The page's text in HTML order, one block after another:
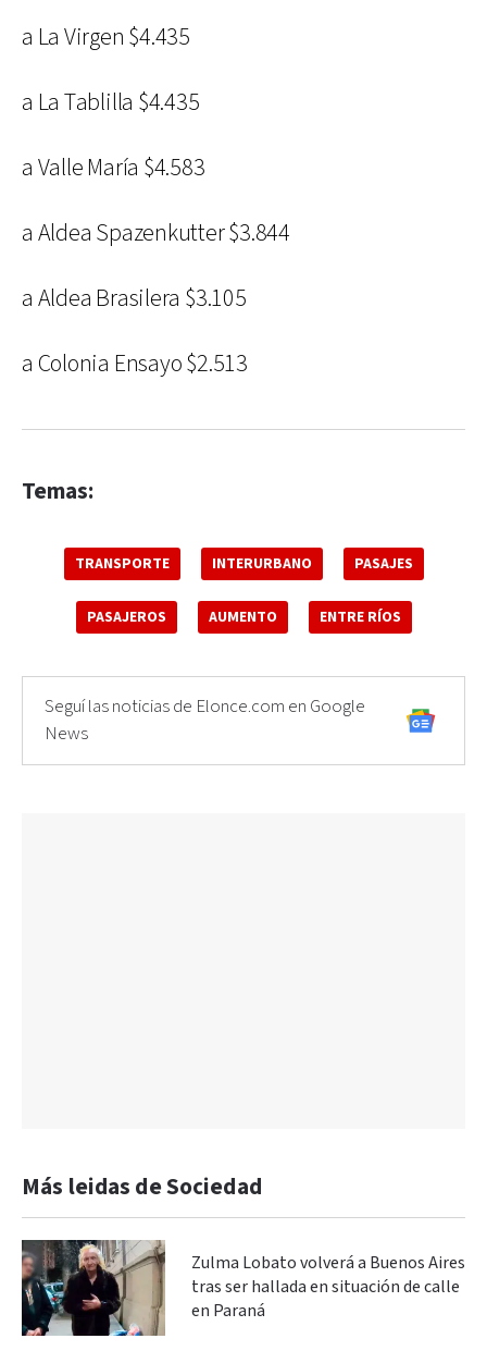
a La Virgen $4.435
a La Tablilla $4.435
a Valle María $4.583
a Aldea Spazenkutter $3.844
a Aldea Brasilera $3.105
a Colonia Ensayo $2.513
Temas:
TRANSPORTE INTERURBANO PASAJES
PASAJEROS AUMENTO ENTRE RÍOS
Seguí las noticias de Elonce.com en Google
News
Más leidas de Sociedad
Zulma Lobato volverá a Buenos Aires
tras ser hallada en situación de calle
en Paraná